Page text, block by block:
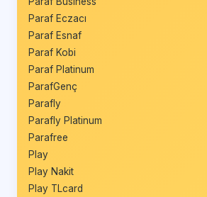
Paraf Eczacı
Paraf Esnaf
Paraf Kobi
Paraf Platinum
ParafGenç
Parafly
Parafly Platinum
Parafree
Play
Play Nakit
Play TLcard